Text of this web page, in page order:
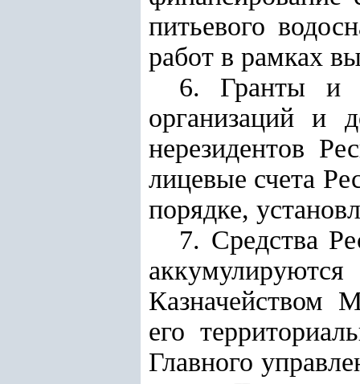
питьевого
работ в рамках
6. Гранты и
организаций и
нерезидентов
лицевые счета
порядке,
7. Средства
Казначейством
его
Главного